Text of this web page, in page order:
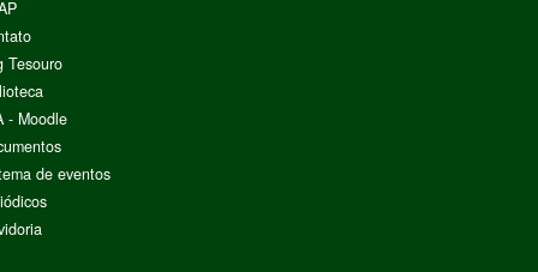
Tesouro
- Moodle
de eventos